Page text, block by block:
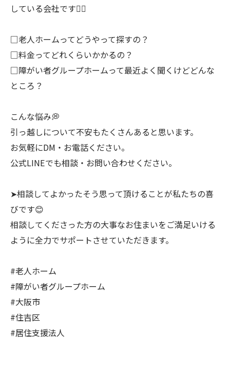
している会社です💁‍♀️
□老人ホームってどうやって探すの？
□料金ってどれくらいかかるの？
□障がい者グループホームって最近よく聞くけどどんな
ところ？
こんな悩み💭
引っ越しについて不安もたくさんあると思います。
お気軽にDM・お電話ください。
公式LINEでも相談・お問い合わせください。
➤相談してよかったそう思って頂けることが私たちの喜
びです😊
相談してくださった方の大事なお住まいをご満足いける
ように全力でサポートさせていただきます。
#老人ホーム
#障がい者グループホーム
#大阪市
#住吉区
#居住支援法人